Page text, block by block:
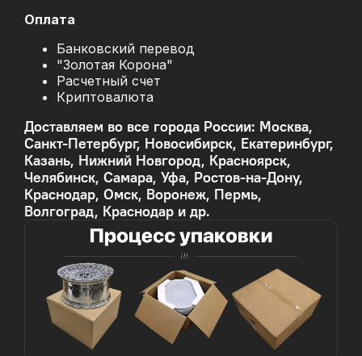
Оплата
Банковский перевод
"Золотая Корона"
Расчетный счет
Криптовалюта
Доставляем во все города России: Москва,
Санкт-Петербург, Новосибирск, Екатеринбург,
Казань, Нижний Новгород, Красноярск,
Челябинск, Самара, Уфа, Ростов-на-Дону,
Краснодар, Омск, Воронеж, Пермь,
Волгоград, Краснодар и др.